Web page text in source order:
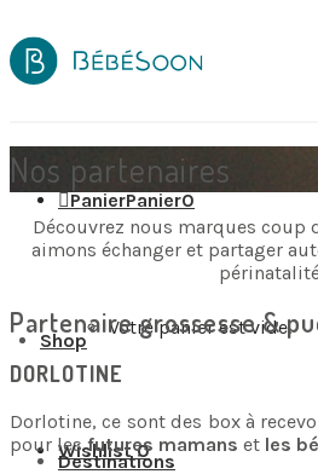
PanierPanier0
Votre panier est vide.
Wishlist 0
Shop
Destinations
Nos partenaires
Découvrez nous marques coup
aimons échanger et partager
Partenaire grossesse &
DORLOTINE
Dorlotine, ce sont des box à
pour lesfutures mamans et les